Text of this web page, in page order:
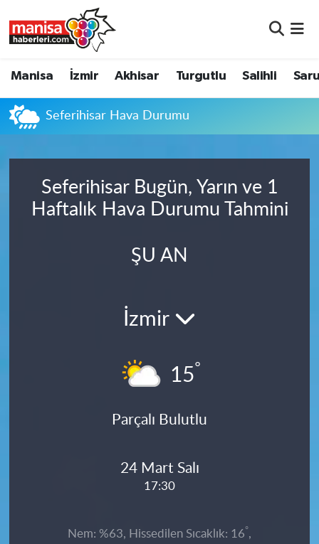
Manisa İzmir Akhisar Turgutlu Salihli
Seferihisar Hava Durumu
Seferihisar Bugün, Yarın ve 1
Haftalık Hava Durumu Tahmini
ŞU AN
İzmir
15°
Parçalı Bulutlu
24 Mart Salı
17:30
Nem: %63, Hissedilen Sıcaklık: 16°,
Akhisar
Turgutlu
Salihli
Manisa Nöbetçi Eczaneler
Manisa Namaz Vakitleri
Manisa Trafik Yoğunluk Haritası
Süper Lig Puan Durumu ve Fikstür